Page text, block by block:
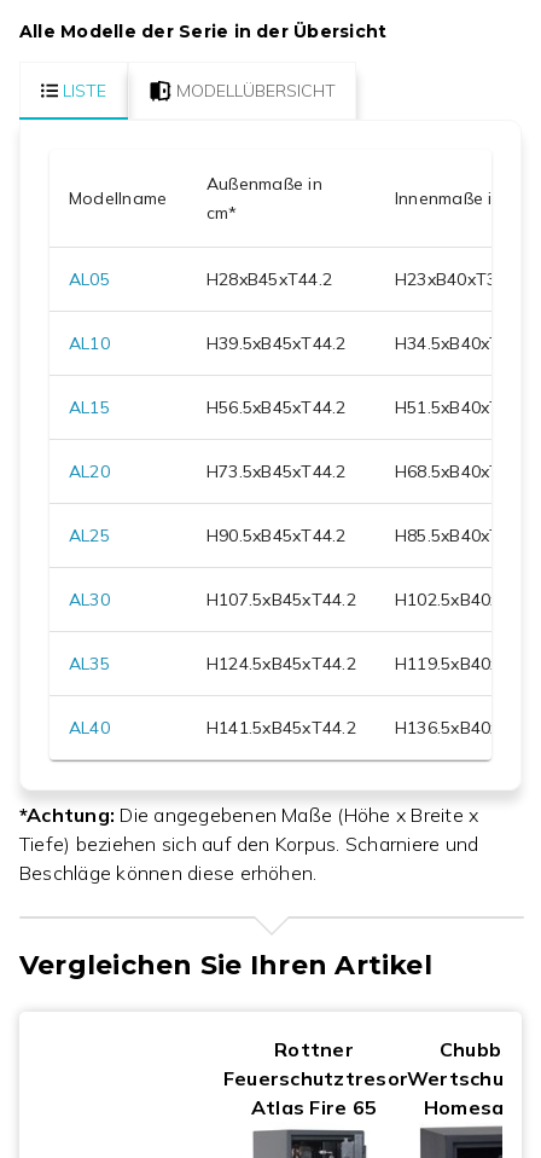
Alle Modelle der Serie in der Übersicht
LISTE MODELLÜBERSICHT
Modellname
Außenmaße in
cm*
Innenmaße in cm
AL05 H28xB45xT44.2 H23xB40xT31
AL10 H39.5xB45xT44.2 H34.5xB40xT
AL15 H56.5xB45xT44.2 H51.5xB40xT
AL20 H73.5xB45xT44.2 H68.5xB40xT
AL25 H90.5xB45xT44.2 H85.5xB40xT
AL30 H107.5xB45xT44.2 H102.5xB40xT
AL35 H124.5xB45xT44.2 H119.5xB40xT
AL40 H141.5xB45xT44.2 H136.5xB40xT
*Achtung: Die angegebenen Maße (Höhe x Breite x
Tiefe) beziehen sich auf den Korpus. Scharniere und
Beschläge können diese erhöhen.
Vergleichen Sie Ihren Artikel
Rottner
Feuerschutztresor
Atlas Fire 65
Homesafe